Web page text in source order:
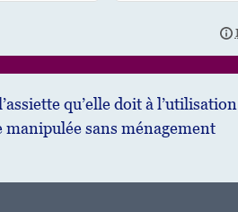
qu’elle doit à l’utilisation
manipulée sans ménagement